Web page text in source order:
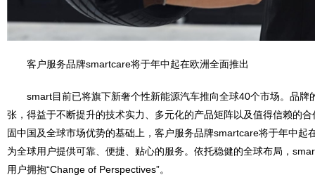
客户服务品牌smartcare将于年中起在欧洲全面推出
smart目前已将旗下新奢个性新能源汽车推向全球40个市场。品牌
张，得益于不断提升的技术实力、多元化的产品矩阵以及值得信赖的
固中国及全球市场优势的基础上，客户服务品牌smartcare将于年中起
为全球用户提供可靠、便捷、贴心的服务。依托稳健的全球布局，
用户拥抱“Change of Perspectives”。